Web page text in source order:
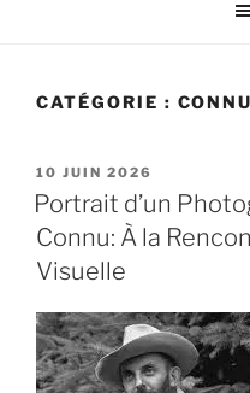
CATÉGORIE : CONNU
PUBLIÉ
LE
10 JUIN 2026
Portrait d’un
Connu: À la
Visuelle